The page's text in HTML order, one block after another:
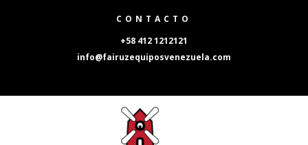
CONTACTO
+58 412 1212121
info@fairuzequiposvenezuela.com